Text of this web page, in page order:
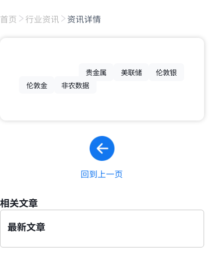
首页 行业资讯 资讯详情
贵金属 美联储
伦敦银
伦敦金
非农数据
回到上一页
相关文章
最新文章